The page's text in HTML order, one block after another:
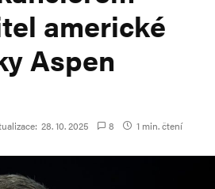
americké
Aspen
28. 10. 2025 8 1 min. čtení